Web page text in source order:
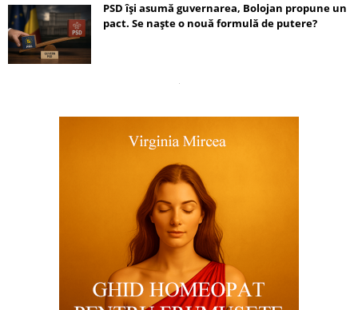
PSD își asumă guvernarea, Bolojan propune un
pact. Se naște o nouă formulă de putere?